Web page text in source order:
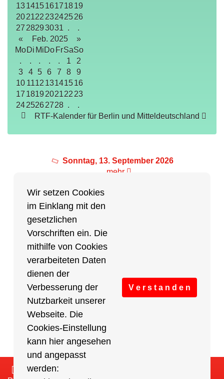
Wir setzen Cookies
im Einklang mit den
gesetzlichen
Vorschriften ein. Die
mithilfe von Cookies
verarbeiteten Daten
dienen der
Verbesserung der
Nutzbarkeit unserer
Webseite. Die
Cookies-Einstellung
kann hier angesehen
und angepasst
werden:
V e r s t a n d e n
13141516171819
202122 23242526
27 28293031 .
.
«
Feb. 2025
»
MoDi MiDo FrSaSo
.
. . . . 1
2
3
4 5 6 7 8
9
10 1112 13141516
17 1819 202122 23
2425262728 .
.
RTF-Kalender für Berlin und Mitteldeutschland
Sonntag, 13. September 2026
mehr
Partner des Breitensports
Impressum